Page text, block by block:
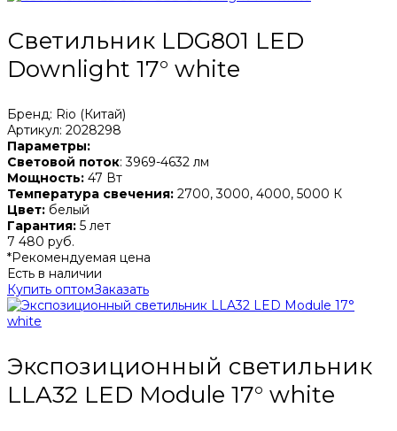
Светильник LDG801 LED
Downlight 17° white
Бренд: Rio (Китай)
Артикул: 2028298
Параметры:
Световой поток: 3969-4632 лм
Мощность: 47 Вт
Температура свечения: 2700, 3000, 4000, 5000 К
Цвет: белый
Гарантия: 5 лет
7 480 руб.
*Рекомендуемая цена
Есть в наличии
Купить оптомЗаказать
Экспозиционный светильник
LLA32 LED Module 17° white